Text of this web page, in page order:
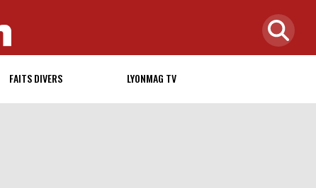
FAITS DIVERS LYONMAG TV